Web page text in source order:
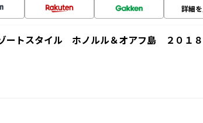
詳細
トスタイル ホノルル＆オアフ島 ２０１８